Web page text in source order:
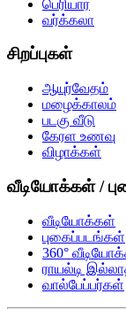
பெரியார்
வர்க்கலா
சிறப்புகள்
ஆயுர்வேதம்
மழைக்காலம்
படகு வீடு
கேரள உணவு
விழாக்கள்
வீடியோக்கள் /
வீடியோக்கள்
புகைப்படங்கள்
360°
ராயல்டி
வால்பேப்பர்கள்